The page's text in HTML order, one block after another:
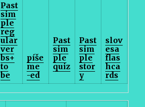
Past
sim
ple
reg
ular
ver
bs+
to
be
píše
me
-ed
Past
sim
ple
quiz
Past
sim
ple
stor
y
slov
esa
flas
hca
rds